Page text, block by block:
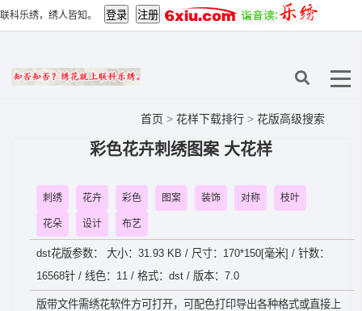
联科乐绣，绣人皆知。
首页 > 花样下载排行 > 花版高级搜索
彩色花卉刺绣图案 大花样
刺绣 花卉 彩色 图案 装饰 对称 枝叶
花朵 设计 布艺
dst花版参数： 大小：31.93 KB / 尺寸：170*150[毫米] / 针数：
16568针 / 线色：11 / 格式：dst / 版本：7.0
版带文件需绣花软件方可打开，可配色打印导出各种格式或直接上